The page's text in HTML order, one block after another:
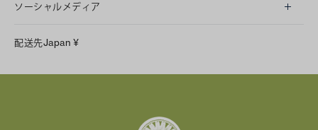
ソーシャルメディア
Facebook
配送先Japan ¥